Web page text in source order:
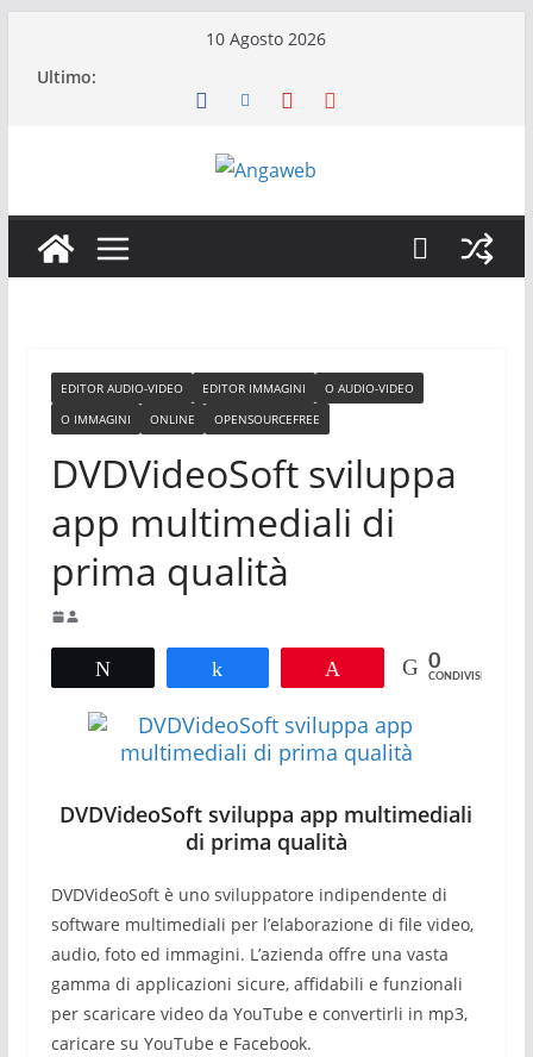
10 Agosto 2026
Ultimo:
EDITOR AUDIO-VIDEO EDITOR IMMAGINI
O AUDIO-VIDEO
O IMMAGINI
ONLINE OPENSOURCEFREE
DVDVideoSoft sviluppa
app multimediali di
prima qualità
0
CONDIVISIONI
DVDVideoSoft sviluppa app multimediali
di prima qualità
DVDVideoSoft è uno sviluppatore indipendente di
software multimediali per l’elaborazione di file video,
audio, foto ed immagini. L’azienda offre una vasta
gamma di applicazioni sicure, affidabili e funzionali
per scaricare video da YouTube e convertirli in mp3,
caricare su YouTube e Facebook.